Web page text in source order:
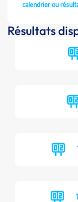
calendrier ou
Résultats